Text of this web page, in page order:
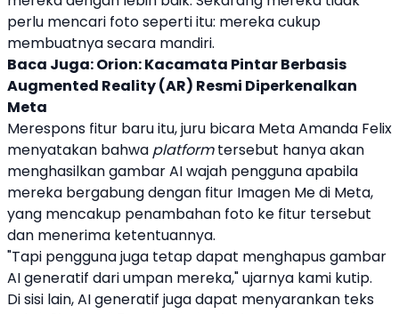
perlu mencari foto seperti itu: mereka cukup
membuatnya secara mandiri.
Baca Juga:Orion: Kacamata Pintar Berbasis
Augmented Reality (AR) Resmi Diperkenalkan
Meta
Merespons fitur baru itu, juru bicara Meta Amanda Felix
menyatakan bahwa platformtersebut hanya akan
menghasilkan gambar AI wajah pengguna apabila
mereka bergabung dengan fitur Imagen Me di Meta,
yang mencakup penambahan foto ke fitur tersebut
dan menerima ketentuannya.
"Tapi pengguna juga tetap dapat menghapus gambar
AI generatif dari umpan mereka," ujarnya kami kutip.
Di sisi lain, AI generatif juga dapat menyarankan teks